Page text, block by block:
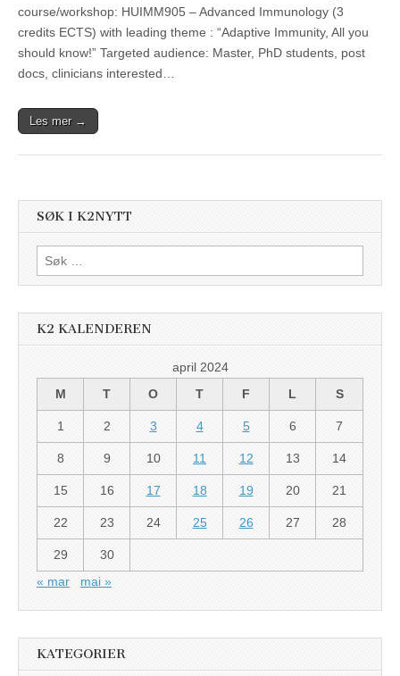
course/workshop: HUIMM905 – Advanced Immunology (3
credits ECTS) with leading theme : “Adaptive Immunity, All you
should know!” Targeted audience: Master, PhD students, post
docs, clinicians interested…
Les mer →
SØK I K2NYTT
Søk
etter:
K2 KALENDEREN
april 2024
M
T O T F L S
1 2 3 4 5 6 7
8 9 10 11 12 13 14
15 16 17 18 19 20 21
22 23 24 25 26 27 28
29
30
« mar
mai »
KATEGORIER